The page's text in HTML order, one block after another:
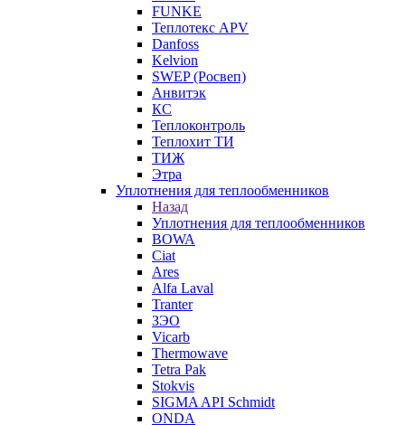
FUNKE
Теплотекс APV
Danfoss
Kelvion
SWEP (Росвеп)
Анвитэк
КС
Теплоконтроль
Теплохит ТИ
ТИЖ
Этра
Уплотнения для теплообменников
Назад
Уплотнения для теплообменников
BOWA
Ciat
Ares
Alfa Laval
Tranter
ЗЭО
Vicarb
Thermowave
Tetra Pak
Stokvis
SIGMA API Schmidt
ONDA